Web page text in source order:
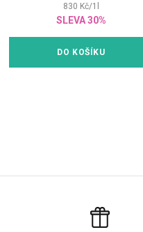
830 Kč/1
SLEVA 30%
DO KOŠÍKU